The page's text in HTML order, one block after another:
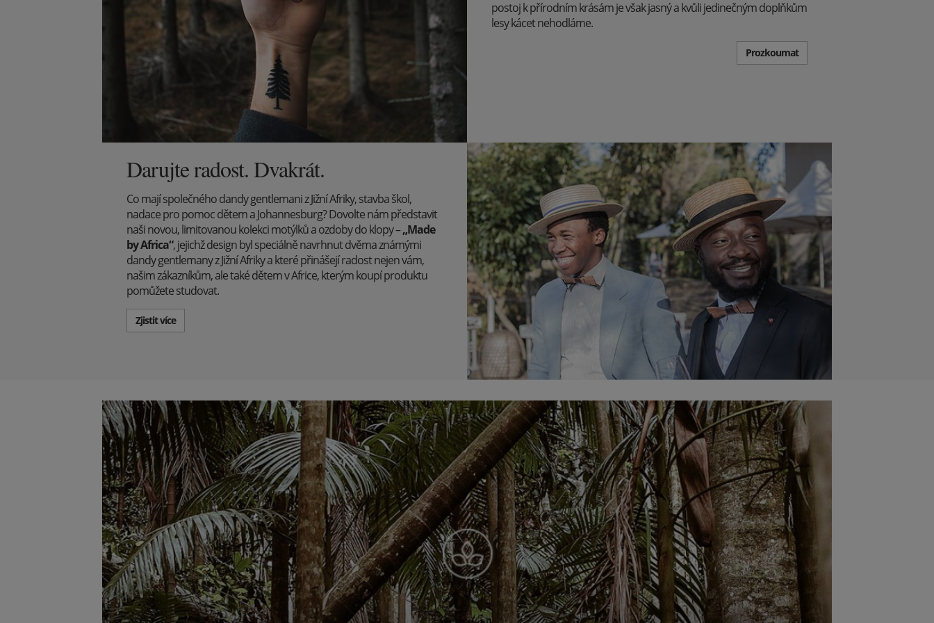
postoj k přírodním krásám je však jasný a kvůli jedinečným doplňkům
lesy kácet nehodláme.
Prozkoumat
Darujte radost. Dvakrát.
Co mají společného dandy gentlemani z Jižní Afriky, stavba škol,
nadace pro pomoc dětem a Johannesburg? Dovolte nám představit
naši novou, limitovanou kolekci motýlků a ozdoby do klopy –„Made
by Africa“, jejichž design byl speciálně navrhnut dvěma známými
dandy gentlemany z Jižní Afriky a které přinášejí radost nejen vám,
našim zákazníkům, ale také dětem v Africe, kterým koupí produktu
pomůžete studovat.
Zjistit více